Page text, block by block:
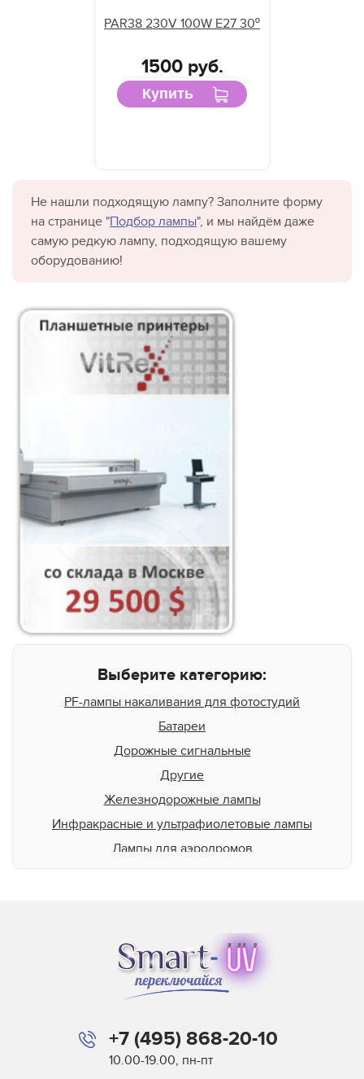
PAR38 230V 100W E27 30º
1500 руб.
Купить
Не нашли подходящую лампу? Заполните форму
на странице "Подбор лампы", и мы найдём даже
самую редкую лампу, подходящую вашему
оборудованию!
Выберите категорию:
PF-лампы накаливания для фотостудий
Батареи
Дорожные сигнальные
Другие
Железнодорожные лампы
Инфракрасные и ультрафиолетовые лампы
Лампы для аэродромов
Для теплиц
Для типографий и фотолабораторий
Лампы общего назначения
Миниатюрные лампы
Морские
+7 (495) 868-20-10
10.00-19.00, пн-пт